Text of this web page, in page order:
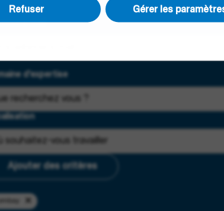
Refuser Gérer les
e-mail
d'expertise
Ajouter des critères